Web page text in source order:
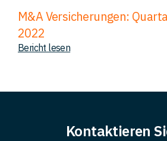
M&A Versicherungen:
2022
Bericht lesen
Kontaktieren